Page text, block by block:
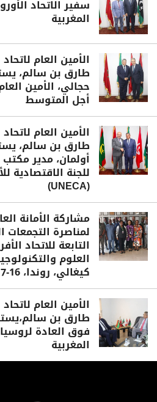
سفير الاتحاد
المغربية
الأمين العام
طارق بن سالم،
حجالي، الأمين
أجل المتوسط
الأمين العام
طارق بن سالم،
أولمان، مدير مكتب
للجنة الاقتصادية
(UNECA)
مشاركة الأمانة
لمناصرة التجمعات
التابعة للاتحاد
كيغالي، روندا، 16-17 يوليو 2026)
الأمين العام
طارق بن
فوق العادة
المغربية